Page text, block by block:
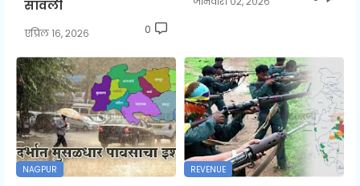
सावली
एप्रिल १६, २०२६ 0
NAGPUR REVENUE